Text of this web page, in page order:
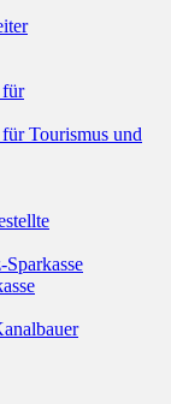
für
Tourismus und